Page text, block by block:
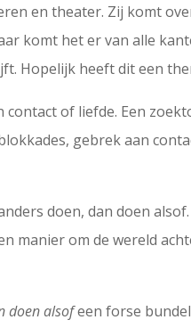
en theater. Zij komt
komt het er van alle
Hopelijk heeft dit een
of liefde. Een
gebrek aan
doen, dan doen
manier om de wereld
doen alsofeen forse